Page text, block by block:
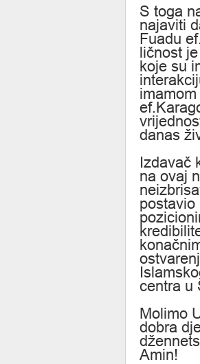
S toga
najaviti
Fuadu
ličnost
koje su
imamom
danas
Izdavač
na ovaj
postavio
centra u
Molimo
dobra
Amin!